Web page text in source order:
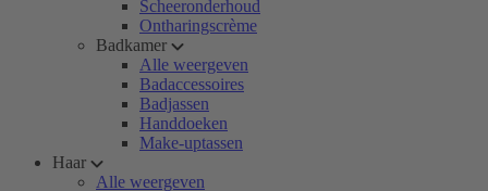
Scheeronderhoud
Ontharingscrème
Badkamer
Alle weergeven
Badaccessoires
Badjassen
Handdoeken
Make-uptassen
Haar
Alle weergeven